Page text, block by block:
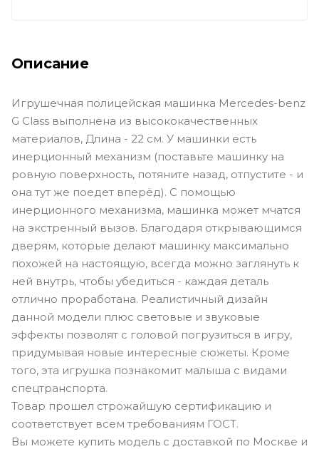
Описание
Игрушечная полицейская машинка Mercedes-benz
G Class выполнена из высококачественных
материалов, Длина - 22 см. У машинки есть
инерционный механизм (поставьте машинку на
ровную поверхность, потяните назад, отпустите - и
она тут же поедет вперёд). С помощью
инерционного механизма, машинка может мчатся
на экстренный вызов. Благодаря открывающимся
дверям, которые делают машинку максимально
похожей на настоящую, всегда можно заглянуть к
ней внутрь, чтобы убедиться - каждая деталь
отлично проработана. Реалистичный дизайн
данной модели плюс световые и звуковые
эффекты позволят с головой погрузиться в игру,
придумывая новые интересные сюжеты. Кроме
того, эта игрушка познакомит малыша с видами
спецтранспорта.
Товар прошел строжайшую сертификацию и
соответствует всем требованиям ГОСТ.
Вы можете купить модель с доставкой по Москве и